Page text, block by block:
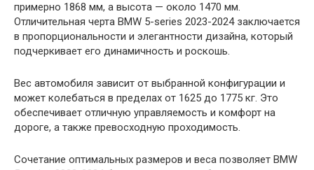
примерно 1868 мм, а высота — около 1470 мм.
Отличительная черта BMW 5-series 2023-2024 заключается
в пропорциональности и элегантности дизайна, который
подчеркивает его динамичность и роскошь.
Вес автомобиля зависит от выбранной конфигурации и
может колебаться в пределах от 1625 до 1775 кг. Это
обеспечивает отличную управляемость и комфорт на
дороге, а также превосходную проходимость.
Сочетание оптимальных размеров и веса позволяет BMW